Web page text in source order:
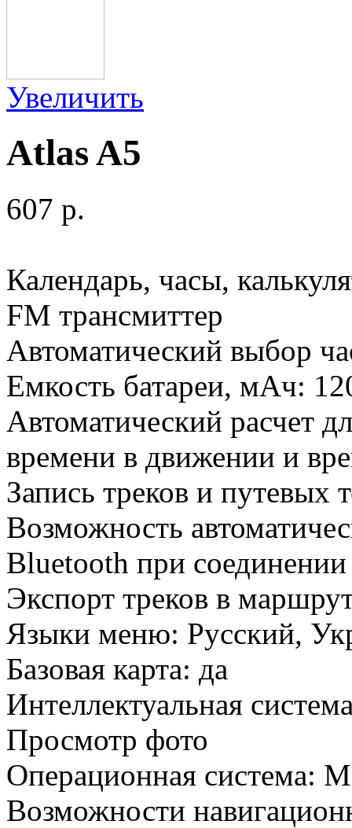
Увеличить
Atlas A5
607 p.
Календарь, часы,
FM трансмиттер
Автоматический выбор
Емкость батареи, мАч:
Автоматический расчет
времени в движении и
Запись треков и путевых
Возможность
Bluetooth при соединении
Экспорт треков в
Языки меню: Русский,
Базовая карта: да
Интеллектуальная
Просмотр фото
Операционная система:
Возможности